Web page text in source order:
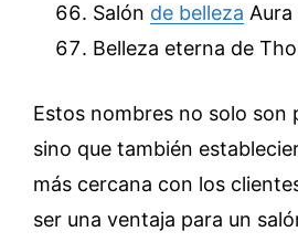
Salón de belleza Aura
Belleza eterna de
Estos nombres no solo son
sino que también
más cercana con los
ser una ventaja para un